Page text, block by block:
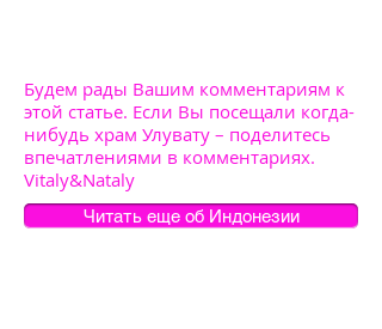
Будем рады Вашим комментариям к
этой статье. Если Вы посещали когда-
нибудь храм Улувату – поделитесь
впечатлениями в комментариях.
Vitaly&Nataly
Читать еще об Индонезии